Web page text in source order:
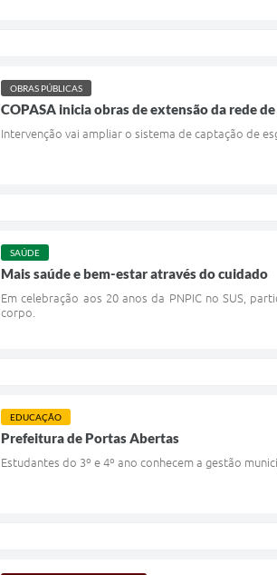
OBRAS PÚBLICAS
COPASA inicia obras de extensão da rede
Intervenção vai ampliar o sistema de captação de
SAÚDE
Mais saúde e bem-estar através do cuidado
Em celebração aos 20 anos da PNPIC no SUS,
corpo.
EDUCAÇÃO
Prefeitura de Portas Abertas
Estudantes do 3º e 4º ano conhecem a gestão